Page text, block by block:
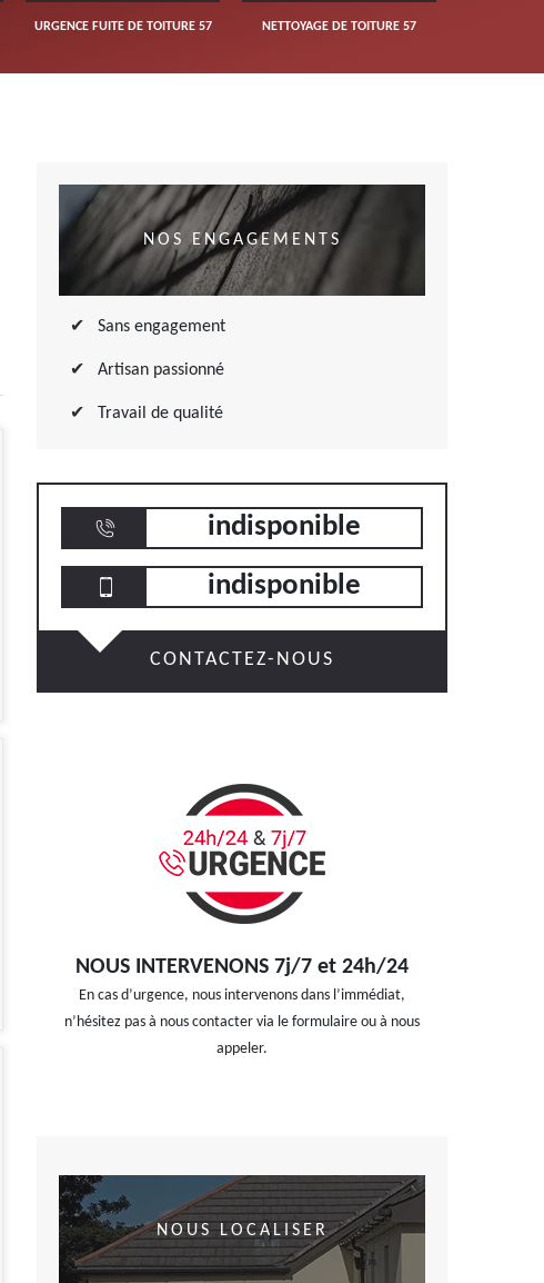
URGENCE FUITE DE TOITURE 57 NETTOYAGE DE TOITURE 57
NOS ENGAGEMENTS
Sans engagement
Artisan passionné
Travail de qualité
indisponible
indisponible
CONTACTEZ-NOUS
NOUS INTERVENONS 7j/7 et 24h/24
En cas d’urgence, nous intervenons dans l’immédiat,
n’hésitez pas à nous contacter via le formulaire ou à nous
appeler.
NOUS LOCALISER